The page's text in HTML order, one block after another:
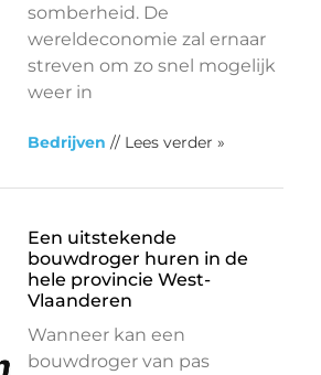
somberheid. De
wereldeconomie zal ernaar
streven om zo snel mogelijk
weer in
Bedrijven // Lees verder »
Een uitstekende
bouwdroger huren in de
hele provincie West-
Vlaanderen
Wanneer kan een
bouwdroger van pas